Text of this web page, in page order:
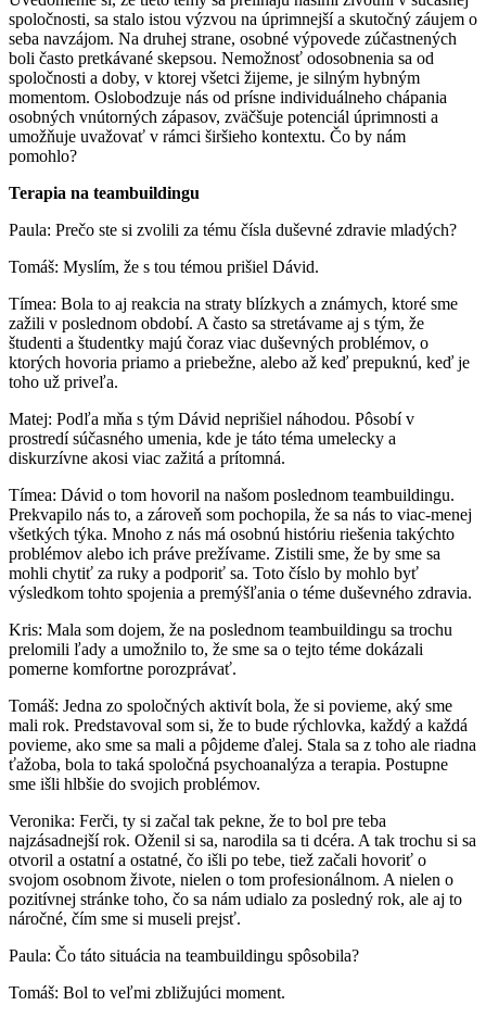
spoločnosti, sa stalo istou výzvou na úprimnejší a skutočný záujem o
seba navzájom. Na druhej strane, osobné výpovede zúčastnených
boli často pretkávané skepsou. Nemožnosť odosobnenia sa od
spoločnosti a doby, v ktorej všetci žijeme, je silným hybným
momentom. Oslobodzuje nás od prísne individuálneho chápania
osobných vnútorných zápasov, zväčšuje potenciál úprimnosti a
umožňuje uvažovať v rámci širšieho kontextu. Čo by nám
pomohlo?
Terapia na teambuildingu
Paula: Prečo ste si zvolili za tému čísla duševné zdravie mladých?
Tomáš: Myslím, že s tou témou prišiel Dávid.
Tímea: Bola to aj reakcia na straty blízkych a známych, ktoré sme
zažili v poslednom období. A často sa stretávame aj s tým, že
študenti a študentky majú čoraz viac duševných problémov, o
ktorých hovoria priamo a priebežne, alebo až keď prepuknú, keď je
toho už priveľa.
Matej: Podľa mňa s tým Dávid neprišiel náhodou. Pôsobí v
prostredí súčasného umenia, kde je táto téma umelecky a
diskurzívne akosi viac zažitá a prítomná.
Tímea: Dávid o tom hovoril na našom poslednom teambuildingu.
Prekvapilo nás to, a zároveň som pochopila, že sa nás to viac-menej
všetkých týka. Mnoho z nás má osobnú históriu riešenia takýchto
problémov alebo ich práve prežívame. Zistili sme, že by sme sa
mohli chytiť za ruky a podporiť sa. Toto číslo by mohlo byť
výsledkom tohto spojenia a premýšľania o téme duševného zdravia.
Kris: Mala som dojem, že na poslednom teambuildingu sa trochu
prelomili ľady a umožnilo to, že sme sa o tejto téme dokázali
pomerne komfortne porozprávať.
Tomáš: Jedna zo spoločných aktivít bola, že si povieme, aký sme
mali rok. Predstavoval som si, že to bude rýchlovka, každý a každá
povieme, ako sme sa mali a pôjdeme ďalej. Stala sa z toho ale riadna
ťažoba, bola to taká spoločná psychoanalýza a terapia. Postupne
sme išli hlbšie do svojich problémov.
Veronika: Ferči, ty si začal tak pekne, že to bol pre teba
najzásadnejší rok. Oženil si sa, narodila sa ti dcéra. A tak trochu si sa
otvoril a ostatní a ostatné, čo išli po tebe, tiež začali hovoriť o
svojom osobnom živote, nielen o tom profesionálnom. A nielen o
pozitívnej stránke toho, čo sa nám udialo za posledný rok, ale aj to
náročné, čím sme si museli prejsť.
Paula: Čo táto situácia na teambuildingu spôsobila?
Tomáš: Bol to veľmi zbližujúci moment.